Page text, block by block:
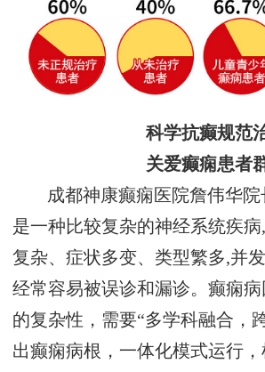
科学抗癫规范
关爱癫痫患者
成都神康癫痫医院詹伟华
是一种比较复杂的神经系统疾
复杂、症状多变、类型繁多,并
经常容易被误诊和漏诊。癫痫
的复杂性，需要“多学科融合，
出癫痫病根，一体化模式运行